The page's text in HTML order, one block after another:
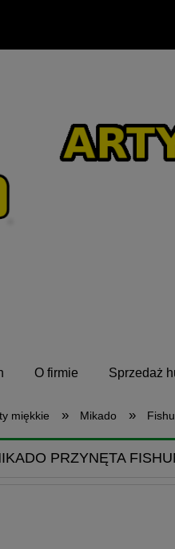
O firmie Sprzedaż
miękkie » Mikado »
PRZYNĘTA